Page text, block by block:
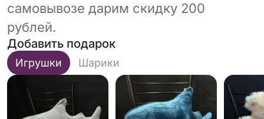
самовывозе дарим скидку 200
рублей.
Добавить подарок
Игрушки Шарики